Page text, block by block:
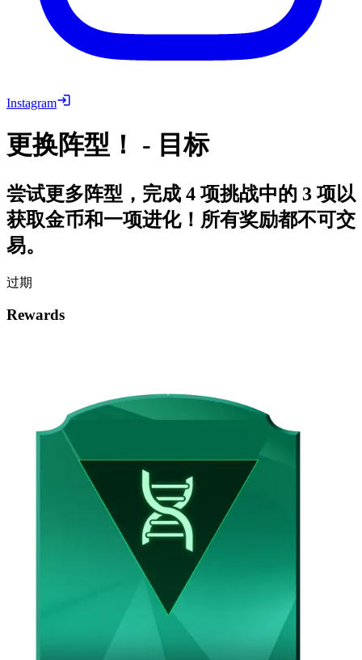
Instagram
更换阵型！ - 目标
尝试更多阵型，完成 4 项挑战中的 3 项以
获取金币和一项进化！所有奖励都不可交
易。
过期
Rewards